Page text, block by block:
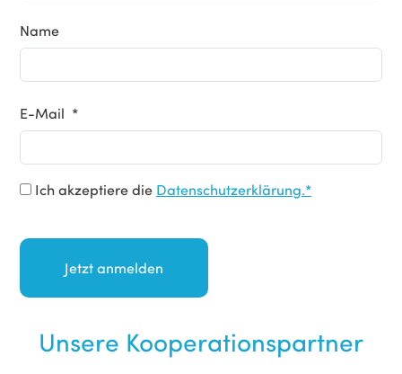
Name
E-Mail *
Ich akzeptiere die Datenschutzerklärung.*
Unsere Kooperationspartner